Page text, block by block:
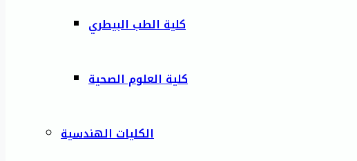
كلية الطب البيطري
كلية العلوم الصحية
الكليات الهندسية